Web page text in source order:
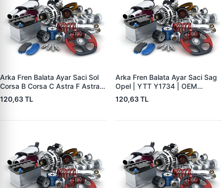
Arka Fren Balata Ayar Saci Sol
Corsa B Corsa C Astra F Astra G
Astra H Vectra B Tigra B | YTT
Y1735 | OEM 556440
120,63 TL
Arka Fren Balata Ayar Saci Sag
Opel | YTT Y1734 | OEM
556441
120,63 TL